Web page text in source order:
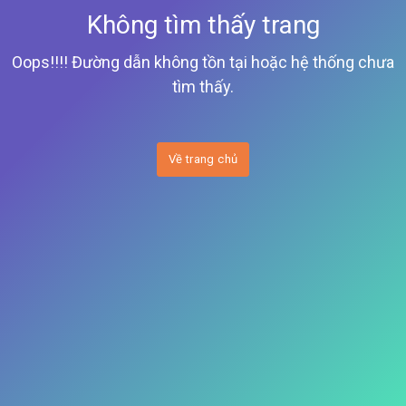
Không tìm thấy trang
Oops!!!! Đường dẫn không tồn tại hoặc hệ thống chưa
tìm thấy.
Về trang chủ